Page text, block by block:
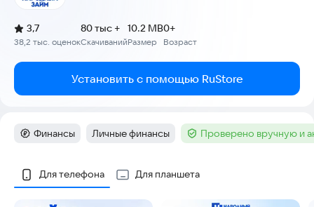
Рейтинг:
3,7
(
38,2 тыс. оценок
)
Скачиваний
80 тыс +
Размер
10.2 MB
Возраст
0+
Установить с помощью RuStore
Категория:
Финансы Тег:
Личные финансы Тег :Проверено вручную и
Скриншоты
Для телефона Для планшета